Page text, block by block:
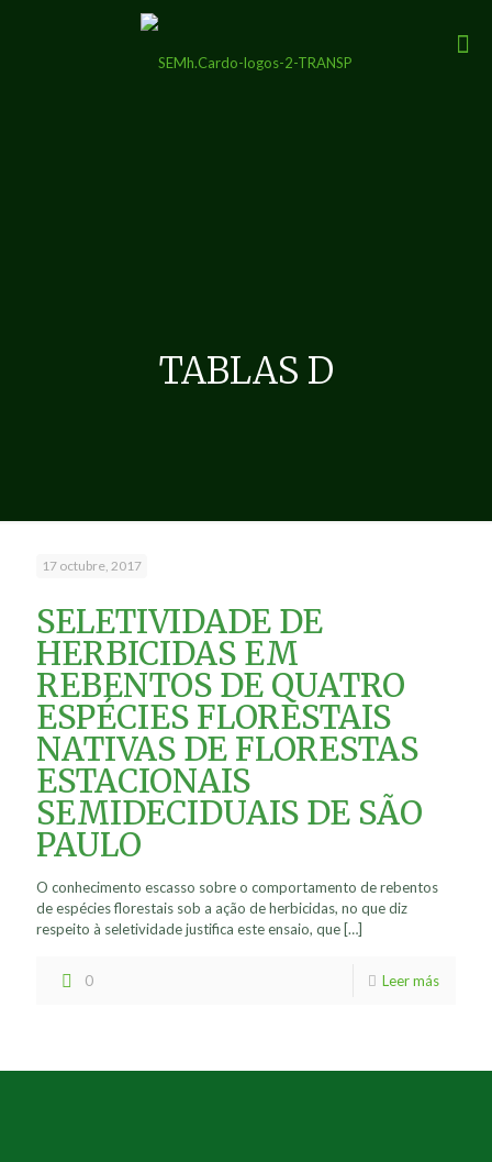
TABLAS D
17 octubre, 2017
SELETIVIDADE DE
HERBICIDAS EM
REBENTOS DE QUATRO
ESPÉCIES FLORESTAIS
NATIVAS DE FLORESTAS
ESTACIONAIS
SEMIDECIDUAIS DE SÃO
PAULO
O conhecimento escasso sobre o comportamento de rebentos
de espécies florestais sob a ação de herbicidas, no que diz
respeito à seletividade justifica este ensaio, que […]
0 Leer más